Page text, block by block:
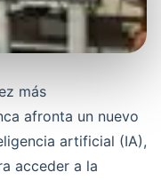
más
afronta un nuevo
artificial (IA),
acceder a la